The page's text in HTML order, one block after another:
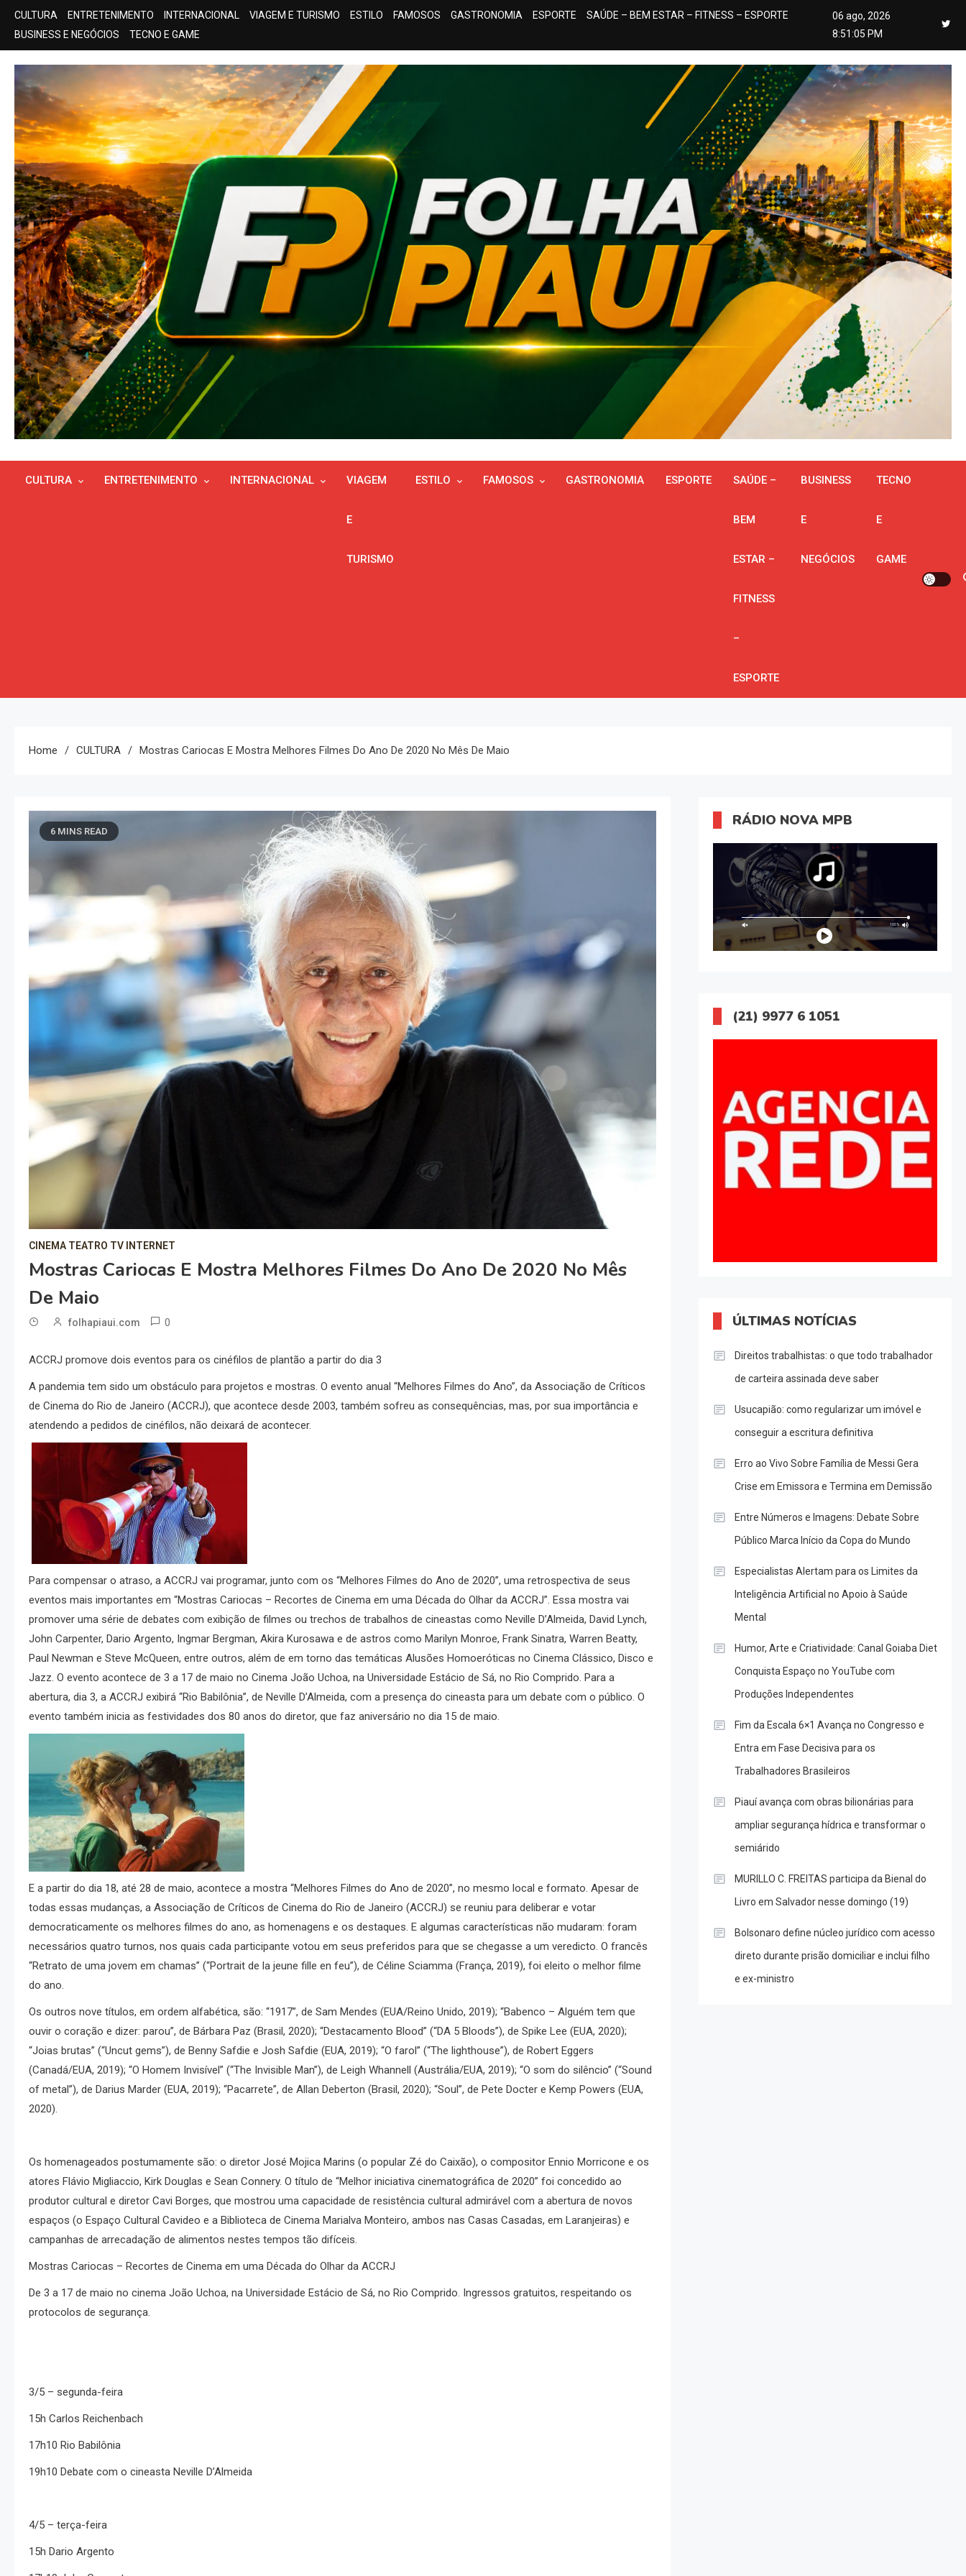
Skip
content
CULTURA ENTRETENIMENTO INTERNACIONAL VIAGEM E TURISMO ESTILO FAMOSOS GASTRONOMIA ESPORTE
SAÚDE – BEM ESTAR – FITNESS – ESPORTE
BUSINESS E NEGÓCIOS
TECNO E GAME
06 ago, 2026
8:51:07 PM
CULTURA ENTRETENIMENTO INTERNACIONAL VIAGEM
E
TURISMO
ESTILO FAMOSOS GASTRONOMIA ESPORTE SAÚDE –
BEM
ESTAR –
FITNESS
–
ESPORTE
BUSINESS
E
NEGÓCIOS
TECNO
E
GAME
Home CULTURA Mostras Cariocas E Mostra Melhores Filmes Do Ano De 2020 No Mês De Maio
6 MINS READ
CINEMA TEATRO TV INTERNET
Mostras Cariocas E Mostra Melhores Filmes Do Ano De 2020 No Mês
De Maio
folhapiaui.com 0
ACCRJ promove dois eventos para os cinéfilos de plantão a partir do dia 3
A pandemia tem sido um obstáculo para projetos e mostras. O evento anual “Melhores Filmes do Ano”, da Associação de Críticos
de Cinema do Rio de Janeiro (ACCRJ), que acontece desde 2003, também sofreu as consequências, mas, por sua importância e
atendendo a pedidos de cinéfilos, não deixará de acontecer.
Para compensar o atraso, a ACCRJ vai programar, junto com os “Melhores Filmes do Ano de 2020”, uma retrospectiva de seus
eventos mais importantes em “Mostras Cariocas – Recortes de Cinema em uma Década do Olhar da ACCRJ”. Essa mostra vai
promover uma série de debates com exibição de filmes ou trechos de trabalhos de cineastas como Neville D’Almeida, David Lynch,
John Carpenter, Dario Argento, Ingmar Bergman, Akira Kurosawa e de astros como Marilyn Monroe, Frank Sinatra, Warren Beatty,
Paul Newman e Steve McQueen, entre outros, além de em torno das temáticas Alusões Homoeróticas no Cinema Clássico, Disco e
Jazz. O evento acontece de 3 a 17 de maio no Cinema João Uchoa, na Universidade Estácio de Sá, no Rio Comprido. Para a
abertura, dia 3, a ACCRJ exibirá “Rio Babilônia”, de Neville D’Almeida, com a presença do cineasta para um debate com o público. O
evento também inicia as festividades dos 80 anos do diretor, que faz aniversário no dia 15 de maio.
E a partir do dia 18, até 28 de maio, acontece a mostra “Melhores Filmes do Ano de 2020”, no mesmo local e formato. Apesar de
todas essas mudanças, a Associação de Críticos de Cinema do Rio de Janeiro (ACCRJ) se reuniu para deliberar e votar
democraticamente os melhores filmes do ano, as homenagens e os destaques. E algumas características não mudaram: foram
necessários quatro turnos, nos quais cada participante votou em seus preferidos para que se chegasse a um veredicto. O francês
“Retrato de uma jovem em chamas” (“Portrait de la jeune fille en feu”), de Céline Sciamma (França, 2019), foi eleito o melhor filme
do ano.
Os outros nove títulos, em ordem alfabética, são: “1917”, de Sam Mendes (EUA/Reino Unido, 2019); “Babenco – Alguém tem que
ouvir o coração e dizer: parou”, de Bárbara Paz (Brasil, 2020); “Destacamento Blood” (“DA 5 Bloods”), de Spike Lee (EUA, 2020);
“Joias brutas” (“Uncut gems”), de Benny Safdie e Josh Safdie (EUA, 2019); “O farol” (“The lighthouse”), de Robert Eggers
(Canadá/EUA, 2019); “O Homem Invisível” (“The Invisible Man”), de Leigh Whannell (Austrália/EUA, 2019); “O som do silêncio” (“Sound
of metal”), de Darius Marder (EUA, 2019); “Pacarrete”, de Allan Deberton (Brasil, 2020); “Soul”, de Pete Docter e Kemp Powers (EUA,
2020).
Os homenageados postumamente são: o diretor José Mojica Marins (o popular Zé do Caixão), o compositor Ennio Morricone e os
atores Flávio Migliaccio, Kirk Douglas e Sean Connery. O título de “Melhor iniciativa cinematográfica de 2020” foi concedido ao
produtor cultural e diretor Cavi Borges, que mostrou uma capacidade de resistência cultural admirável com a abertura de novos
espaços (o Espaço Cultural Cavideo e a Biblioteca de Cinema Marialva Monteiro, ambos nas Casas Casadas, em Laranjeiras) e
campanhas de arrecadação de alimentos nestes tempos tão difíceis.
Mostras Cariocas – Recortes de Cinema em uma Década do Olhar da ACCRJ
De 3 a 17 de maio no cinema João Uchoa, na Universidade Estácio de Sá, no Rio Comprido. Ingressos gratuitos, respeitando os
protocolos de segurança.
3/5 – segunda-feira
15h Carlos Reichenbach
17h10 Rio Babilônia
19h10 Debate com o cineasta Neville D’Almeida
4/5 – terça-feira
15h Dario Argento
RÁDIO NOVA MPB
(21) 9977 6 1051
ÚLTIMAS NOTÍCIAS
Direitos trabalhistas: o que todo trabalhador
de carteira assinada deve saber
Usucapião: como regularizar um imóvel e
conseguir a escritura definitiva
Erro ao Vivo Sobre Família de Messi Gera
Crise em Emissora e Termina em Demissão
Entre Números e Imagens: Debate Sobre
Público Marca Início da Copa do Mundo
Especialistas Alertam para os Limites da
Inteligência Artificial no Apoio à Saúde
Mental
Humor, Arte e Criatividade: Canal Goiaba Diet
Conquista Espaço no YouTube com
Produções Independentes
Fim da Escala 6×1 Avança no Congresso e
Entra em Fase Decisiva para os
Trabalhadores Brasileiros
Piauí avança com obras bilionárias para
ampliar segurança hídrica e transformar o
semiárido
MURILLO C. FREITAS participa da Bienal do
Livro em Salvador nesse domingo (19)
Bolsonaro define núcleo jurídico com acesso
direto durante prisão domiciliar e inclui filho
e ex-ministro